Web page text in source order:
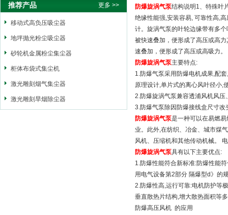
推荐产品 更多 >>
移动式高负压吸尘器
地坪抛光粉尘吸尘器
砂轮机金属粉尘集尘器
柜体布袋式集尘机
激光雕刻烟气集尘器
激光雕刻旱烟除尘器
防爆旋涡气泵结构说明1、特殊叶
绝缘性能强,安装容易, 可靠性高,
计。旋涡气泵的叶轮边缘带有多
被快速叠加，便形成了高压或高
速叠加，便形成了高压或高吸力。
防爆旋涡气泵主要特点:
1.防爆气泵采用防爆电机成果,配
原理设计,单片式的离心风叶径小,
2.防爆旋涡气泵兼容透浦风机风
3.防爆气泵除因防爆接线盒尺寸
防爆旋涡气泵是一种可以在易燃
业。此外,在纺织、冶金、城市煤
风机、压缩机和其他传动机械。
防爆旋涡气泵具有以下主要优点:
1.防爆性能符合新标准:防爆性能
用电气设备第2部分 隔爆型d》的
2.防爆性高,运行可靠:电机防护等
垂直散热片结构,增大散热面积等
防爆高压风机 的应用